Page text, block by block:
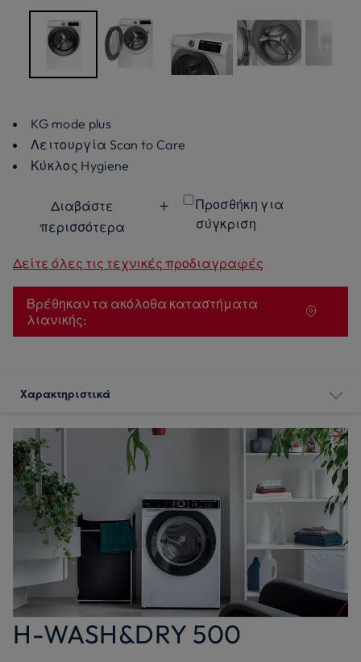
KG mode plus
Λειτουργία Scan to Care
Κύκλος Hygiene
Διαβάστε
περισσότερα
Προσθήκη για
σύγκριση
Δείτε όλες τις τεχνικές προδιαγραφές
Βρέθηκαν τα ακόλοθα καταστήματα
λιανικής:
Χαρακτηριστικά
H-WASH&DRY 500